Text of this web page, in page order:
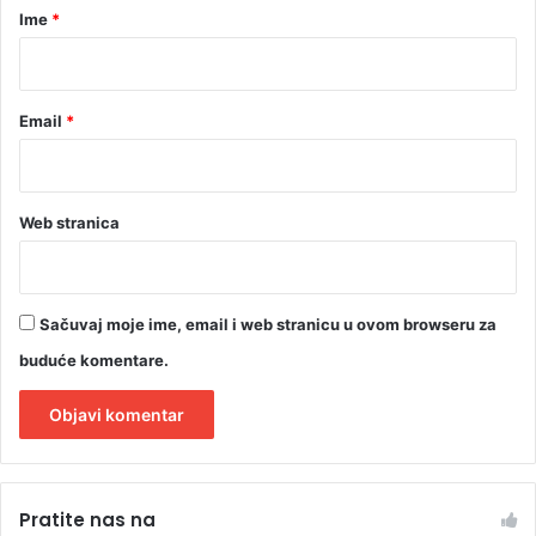
r
Ime *
Email *
Web stranica
Sačuvaj moje ime, email i web stranicu u ovom browseru za
buduće komentare.
tPratite nas na